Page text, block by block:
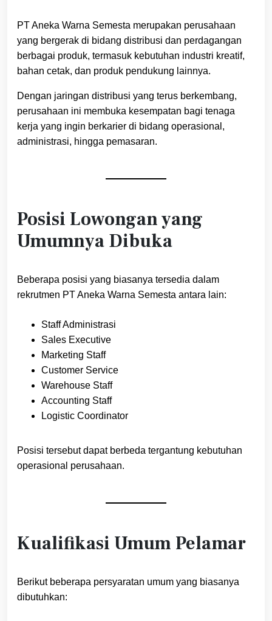
PT Aneka Warna Semesta merupakan perusahaan
yang bergerak di bidang distribusi dan perdagangan
berbagai produk, termasuk kebutuhan industri kreatif,
bahan cetak, dan produk pendukung lainnya.
Dengan jaringan distribusi yang terus berkembang,
perusahaan ini membuka kesempatan bagi tenaga
kerja yang ingin berkarier di bidang operasional,
administrasi, hingga pemasaran.
Posisi Lowongan yang
Umumnya Dibuka
Beberapa posisi yang biasanya tersedia dalam
rekrutmen PT Aneka Warna Semesta antara lain:
Staff Administrasi
Sales Executive
Marketing Staff
Customer Service
Warehouse Staff
Accounting Staff
Logistic Coordinator
Posisi tersebut dapat berbeda tergantung kebutuhan
operasional perusahaan.
Kualifikasi Umum Pelamar
Berikut beberapa persyaratan umum yang biasanya
dibutuhkan: